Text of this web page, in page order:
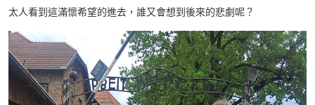
太人看到這滿懷希望的進去，誰又會想到後來的悲劇呢？